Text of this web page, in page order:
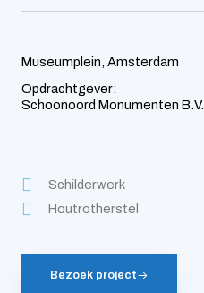
Museumplein, Amsterdam
Opdrachtgever:
Schoonoord Monumenten B.V.
Schilderwerk
Houtrotherstel
Bezoek project